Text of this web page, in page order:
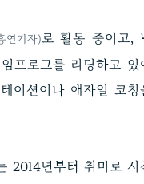
연기자) 로 활동 중이고,
프로그를 리딩하고 있
이션이나 애자일 코칭
2014년부터 취미로 시